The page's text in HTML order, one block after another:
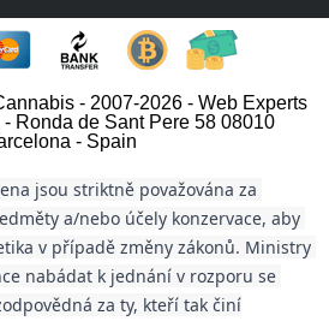
- 2007-2026 - Web Experts
Ronda de Sant Pere 58 08010
- Spain
jsou striktně považována za
a/nebo účely konzervace, aby
v případě změny zákonů. Ministry
nabádat k jednání v rozporu se
za ty, kteří tak činí